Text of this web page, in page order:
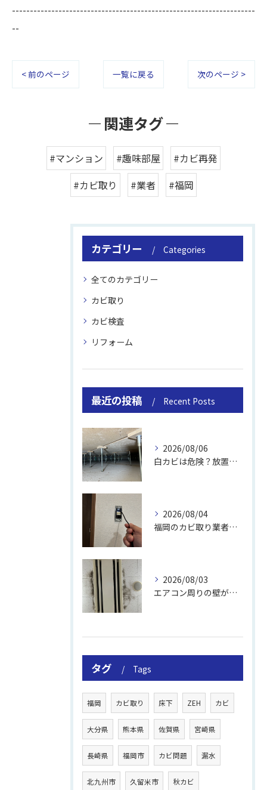
--------------------------------------------------------------------
--
< 前のページ 一覧に戻る 次のページ >
関連タグ
#マンション #趣味部屋
#カビ再発
#カビ取り
#業者 #福岡
カテゴリー Categories
全てのカテゴリー
カビ取り
カビ検査
リフォーム
最近の投稿 Recent Posts
2026/08/06
白カビは危険？放置のリスクと取り方
2026/08/04
福岡のカビ取り業者おすすめの選び方と費用
2026/08/03
エアコン周りの壁が結露しやすい理由
タグ Tags
福岡 カビ取り 床下 ZEH カビ
大分県 熊本県 佐賀県 宮崎県
長崎県 福岡市 カビ問題 漏水
北九州市 久留米市 秋カビ